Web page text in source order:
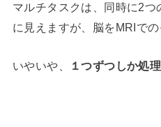
マルチタスクは、同時に2つ
に見えますが、脳をMRIで
いやいや、 １つずつしか処